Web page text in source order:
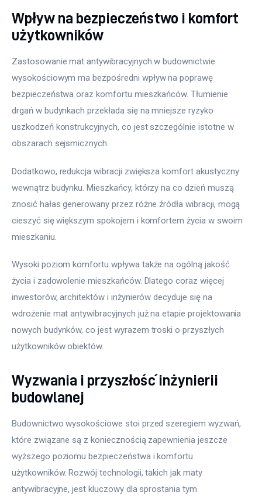
Wpływ na bezpieczeństwo i komfort
użytkowników
Zastosowanie mat antywibracyjnych w budownictwie
wysokościowym ma bezpośredni wpływ na poprawę
bezpieczeństwa oraz komfortu mieszkańców. Tłumienie
drgań w budynkach przekłada się na mniejsze ryzyko
uszkodzeń konstrukcyjnych, co jest szczególnie istotne w
obszarach sejsmicznych.
Dodatkowo, redukcja wibracji zwiększa komfort akustyczny
wewnątrz budynku. Mieszkańcy, którzy na co dzień muszą
znosić hałas generowany przez różne źródła wibracji, mogą
cieszyć się większym spokojem i komfortem życia w swoim
mieszkaniu.
Wysoki poziom komfortu wpływa także na ogólną jakość
życia i zadowolenie mieszkańców. Dlatego coraz więcej
inwestorów, architektów i inżynierów decyduje się na
wdrożenie mat antywibracyjnych już na etapie projektowania
nowych budynków, co jest wyrazem troski o przyszłych
użytkowników obiektów.
Wyzwania i przyszłość inżynierii
budowlanej
Budownictwo wysokościowe stoi przed szeregiem wyzwań,
które związane są z koniecznością zapewnienia jeszcze
wyższego poziomu bezpieczeństwa i komfortu
użytkowników. Rozwój technologii, takich jak maty
antywibracyjne, jest kluczowy dla sprostania tym